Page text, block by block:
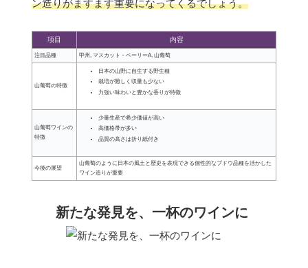
ン造りがますます重要になってくるでしょう。
項目 内容
注目品種 甲州, マスカット・ベーリーA, 山葡萄
山葡萄の特徴
日本の山野に自生する野生種
栽培が難しく収量も少ない
力強い味わいと豊かな香りが特徴
山葡萄ワインの
特徴
少量生産で希少価値が高い
高価格帯が多い
品質の高さは折り紙付き
今後の展望
山葡萄のように日本の風土と歴史を表現できる個性的なブドウ品種を活かした
ワイン造りが重要
新たな発見を、一杯のワインに